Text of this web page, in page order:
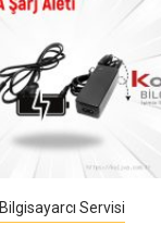
Bilgisayarcı Servisi